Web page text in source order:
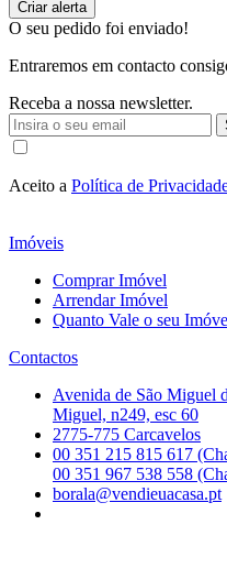
O seu pedido foi enviado!
Entraremos em contacto
Receba a nossa newsletter.
Aceito a Política de
Imóveis
Comprar Imóvel
Arrendar Imóvel
Quanto Vale o seu
Contactos
Avenida de São Miguel
Miguel, n249, esc 60
2775-775 Carcavelos
00 351 215 815 617
00 351 967 538 558
borala@vendieuacasa.pt